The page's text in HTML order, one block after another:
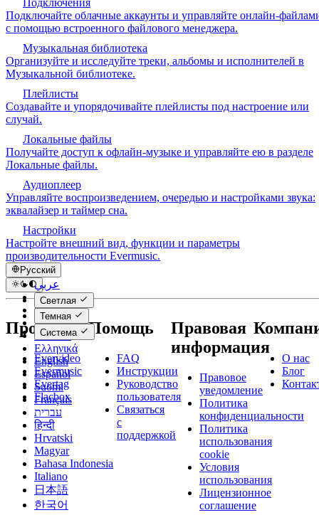
Подключайте облачные аккаунты и управляйте онлайн-
с помощью встроенного файлового менеджера.
Музыкальная библиотека
Организуйте и исследуйте треки, альбомы и исполнителей в
Музыкальной библиотеке.
Плейлисты
Создавайте и упорядочивайте плейлисты под настроение или
случай.
Локальные файлы
Получайте доступ к офлайн-музыке и управляйте ею в разделе
Локальные файлы.
Аудиоплеер
Управляйте воспроизведением, очередью и настройками звука:
эквалайзер и таймер сна.
Настройки
Настройте внешний вид, функции и параметры
производительности Evermusic.
Русский
عربي
Català
Čeština
Dansk
Deutsch
Ελληνικά
English
Español
Suomi
Français
עברית
हिन्दी
Hrvatski
Magyar
Bahasa Indonesia
Italiano
日本語
한국어
Светлая
Темная
Система
Продукты
Evervideo
Evermusic
Evertag
Flacbox
Помощь
FAQ
Инструкции
Руководство
пользователя
Связаться
с
поддержкой
Правовая
информация
Правовое
уведомление
Политика
конфиденциальности
Политика
использования
cookie
Условия
использования
Лицензионное
соглашение
О нас
Блог